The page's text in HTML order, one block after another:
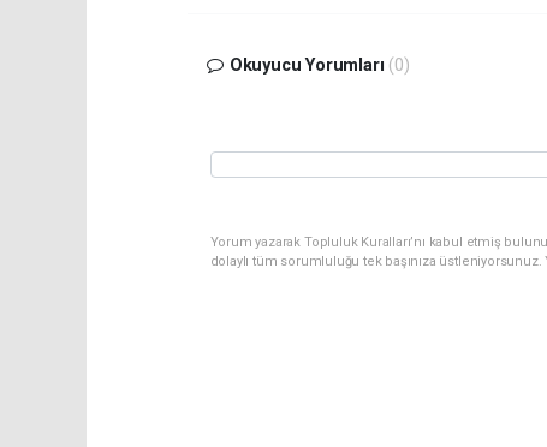
Okuyucu Yorumları (0)
Yorum yazarak Topluluk Kuralları’nı kabul etmiş
dolaylı tüm sorumluluğu tek başınıza